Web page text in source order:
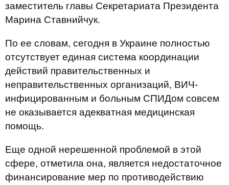
заместитель главы Секретариата Президента
Марина Ставнийчук.
По ее словам, сегодня в Украине полностью
отсутствует единая система координации
действий правительственных и
неправительственных организаций, ВИЧ-
инфицированным и больным СПИДом совсем
не оказывается адекватная медицинская
помощь.
Еще одной нерешенной проблемой в этой
сфере, отметила она, является недостаточное
финансирование мер по противодействию